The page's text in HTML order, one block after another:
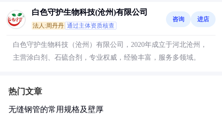
白色守护生物科技(沧州)有限公司
法人:周丹丹 通过主体资质核查
咨询 进店
白色守护生物科技（沧州）有限公司，2020年成立于河北沧州，
主营涂白剂、石硫合剂，专业权威，经验丰富，服务多领域。
热门文章
无缝钢管的常用规格及壁厚